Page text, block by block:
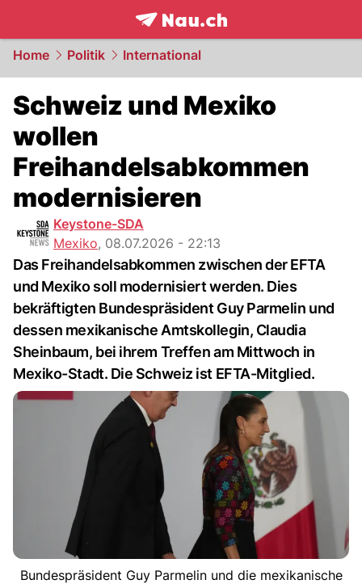
frontpage.NAU.ch
Home Politik International
Schweiz und Mexiko
wollen
Freihandelsabkommen
modernisieren
Keystone-SDA
Mexiko, 08.07.2026 - 22:13
Das Freihandelsabkommen zwischen der EFTA
und Mexiko soll modernisiert werden. Dies
bekräftigten Bundespräsident Guy Parmelin und
dessen mexikanische Amtskollegin, Claudia
Sheinbaum, bei ihrem Treffen am Mittwoch in
Mexiko-Stadt. Die Schweiz ist EFTA-Mitglied.
Bundespräsident Guy Parmelin und die mexikanische